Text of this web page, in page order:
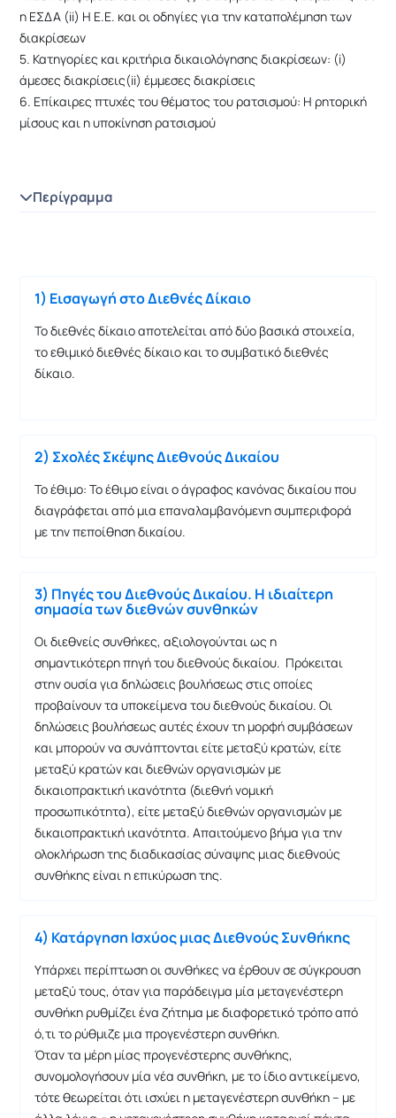
η ΕΣΔΑ (ii) H E.E. και οι οδηγίες για την καταπολέμηση των
διακρίσεων
5. Κατηγορίες και κριτήρια δικαιολόγησης διακρίσεων: (i)
άμεσες διακρίσεις(ii) έμμεσες διακρίσεις
6. Επίκαιρες πτυχές του θέματος του ρατσισμού: Η ρητορική
μίσους και η υποκίνηση ρατσισμού
Περίγραμμα
1) Εισαγωγή στο Διεθνές Δίκαιο
Το διεθνές δίκαιο αποτελείται από δύο βασικά στοιχεία,
το εθιμικό διεθνές δίκαιο και το συμβατικό διεθνές
δίκαιο.
2) Σχολές Σκέψης Διεθνούς Δικαίου
Το έθιμο: Το έθιμο είναι ο άγραφος κανόνας δικαίου που
διαγράφεται από μια επαναλαμβανόμενη συμπεριφορά
με την πεποίθηση δικαίου.
3) Πηγές του Διεθνούς Δικαίου. Η ιδιαίτερη
σημασία των διεθνών συνθηκών
Οι διεθνείς συνθήκες, αξιολογούνται ως η
σημαντικότερη πηγή του διεθνούς δικαίου. Πρόκειται
στην ουσία για δηλώσεις βουλήσεως στις οποίες
προβαίνουν τα υποκείμενα του διεθνούς δικαίου. Οι
δηλώσεις βουλήσεως αυτές έχουν τη μορφή συμβάσεων
και μπορούν να συνάπτονται είτε μεταξύ κρατών, είτε
μεταξύ κρατών και διεθνών οργανισμών με
δικαιοπρακτική ικανότητα (διεθνή νομική
προσωπικότητα), είτε μεταξύ διεθνών οργανισμών με
δικαιοπρακτική ικανότητα. Απαιτούμενο βήμα για την
ολοκλήρωση της διαδικασίας σύναψης μιας διεθνούς
συνθήκης είναι η επικύρωση της.
4) Κατάργηση Ισχύος μιας Διεθνούς Συνθήκης
Υπάρχει περίπτωση οι συνθήκες να έρθουν σε σύγκρουση
μεταξύ τους, όταν για παράδειγμα μία μεταγενέστερη
συνθήκη ρυθμίζει ένα ζήτημα με διαφορετικό τρόπο από
ό,τι το ρύθμιζε μια προγενέστερη συνθήκη.
Όταν τα μέρη μίας προγενέστερης συνθήκης,
συνομολογήσουν μία νέα συνθήκη, με το ίδιο αντικείμενο,
τότε θεωρείται ότι ισχύει η μεταγενέστερη συνθήκη – με